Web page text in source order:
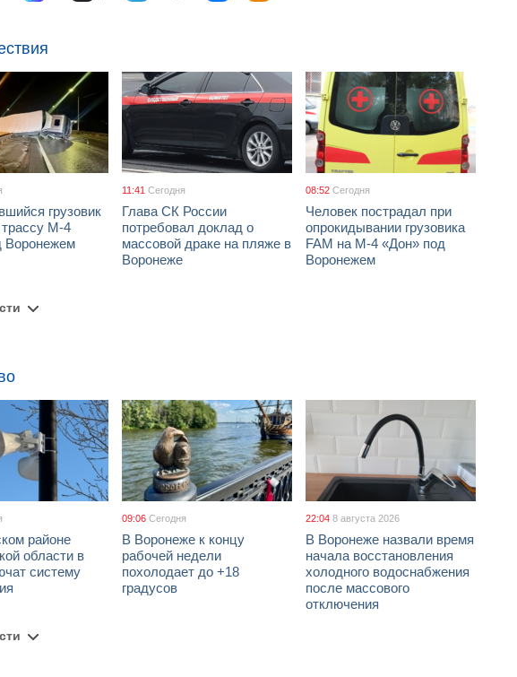
грузовик
М-4
Воронежем
11:41 Сегодня
Глава СК России
потребовал доклад о
массовой драке на пляже в
Воронеже
08:52 Сегодня
Человек пострадал при
опрокидывании грузовика
FAM на М-4 «Дон» под
Воронежем
районе
области в
систему
09:06 Сегодня
В Воронеже к концу
рабочей недели
похолодает до +18
градусов
22:04 8 августа 2026
В Воронеже назвали время
начала восстановления
холодного водоснабжения
после массового
отключения